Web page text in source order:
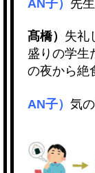
AN子） 先
髙橋） 失礼
盛りの学生
の夜から絶
AN子） 気